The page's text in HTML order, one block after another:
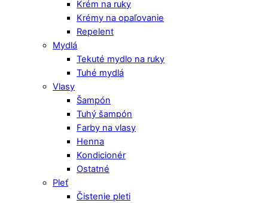
Krém na ruky
Krémy na opaľovanie
Repelent
Mydlá
Tekuté mydlo na ruky
Tuhé mydlá
Vlasy
Šampón
Tuhý šampón
Farby na vlasy
Henna
Kondicionér
Ostatné
Pleť
Čistenie pleti